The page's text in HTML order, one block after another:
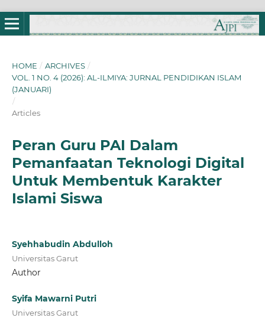
HOME / ARCHIVES /
VOL. 1 NO. 4 (2026): AL-ILMIYA: JURNAL PENDIDIKAN ISLAM
(JANUARI)
/
Articles
Peran Guru PAI Dalam
Pemanfaatan Teknologi Digital
Untuk Membentuk Karakter
Islami Siswa
Syehhabudin Abdulloh
Universitas Garut
Author
Syifa Mawarni Putri
Universitas Garut